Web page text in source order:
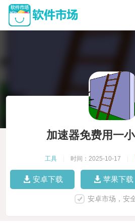
加速器免费用一
工具 时间：2025-10-17
安卓下载 苹果下载
安卓市场，安